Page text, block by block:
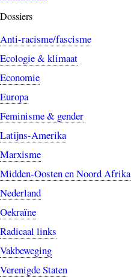
Dossiers
Anti-racisme/fascisme
Ecologie & klimaat
Economie
Europa
Feminisme & gender
Latijns-Amerika
Marxisme
Midden-Oosten en Noord Afrika
Nederland
Oekraïne
Radicaal links
Vakbeweging
Verenigde Staten